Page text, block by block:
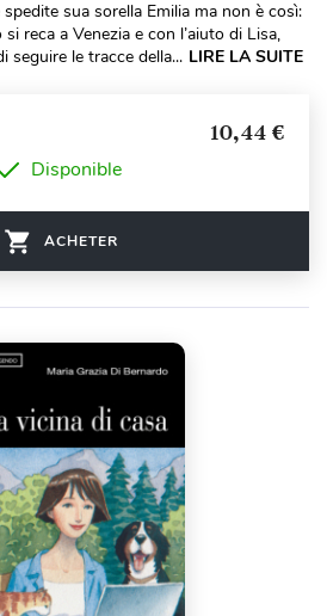
sua sorella Emilia ma non è così:
reca a Venezia e con l’aiuto di Lisa,
seguire le tracce della... LIRE LA SUITE
10,44 €
Disponible
ACHETER